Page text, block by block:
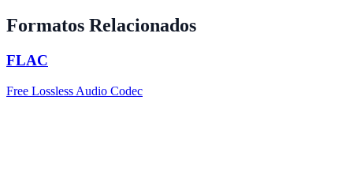
Formatos Relacionados
FLAC
Free Lossless Audio Codec